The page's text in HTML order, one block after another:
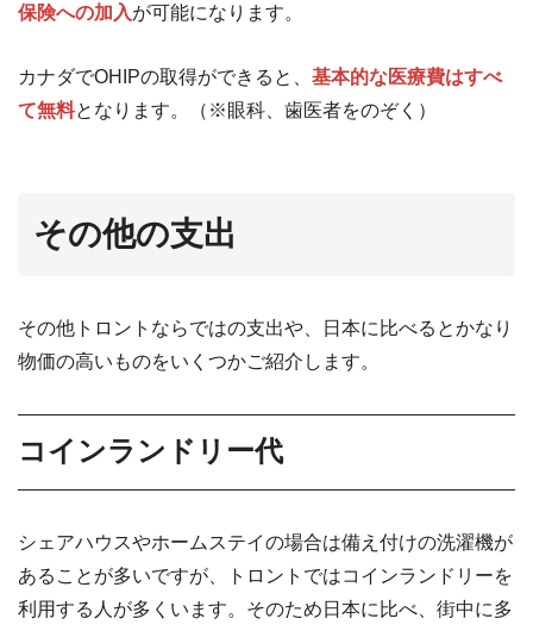
保険への加入が可能になります。
カナダでOHIPの取得ができると、 基本的な医療費はすべ
て無料となります。（※眼科、歯医者をのぞく）
その他の支出
その他トロントならではの支出や、日本に比べるとかなり
物価の高いものをいくつかご紹介します。
コインランドリー代
シェアハウスやホームステイの場合は備え付けの洗濯機が
あることが多いですが、トロントではコインランドリーを
利用する人が多くいます。そのため日本に比べ、街中に多